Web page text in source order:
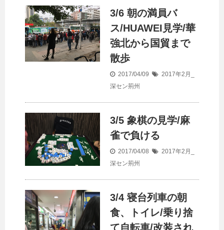
3/6 朝の満員バ
ス/HUAWEI見学/華
強北から国貿まで
散歩
2017/04/09
2017年2月_
深セン荊州
3/5 象棋の見学/麻
雀で負ける
2017/04/08
2017年2月_
深セン荊州
3/4 寝台列車の朝
食、トイレ/乗り捨
て自転車/改装され